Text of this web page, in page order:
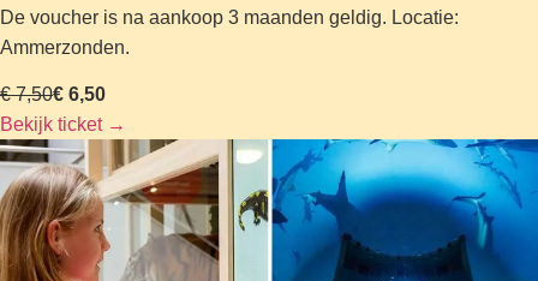
De voucher is na aankoop 3 maanden geldig. Locatie:
Ammerzonden.
€ 7,50€ 6,50
Bekijk ticket →